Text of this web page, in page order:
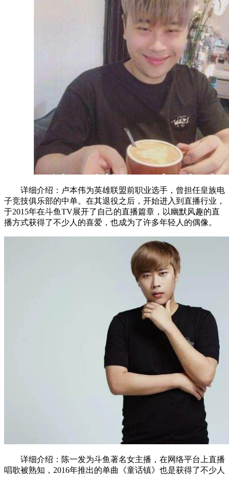
详细介绍：卢本伟为英雄联盟前职业选手，曾担任皇族电
子竞技俱乐部的中单。在其退役之后，开始进入到直播行业，
于2015年在斗鱼TV展开了自己的直播篇章，以幽默风趣的直
播方式获得了不少人的喜爱，也成为了许多年轻人的偶像。
详细介绍：陈一发为斗鱼著名女主播，在网络平台上直播
唱歌被熟知，2016年推出的单曲《童话镇》也是获得了不少人